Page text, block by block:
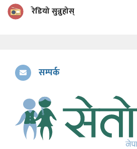
रेडियो सुन्नुहोस्
सम्पर्क